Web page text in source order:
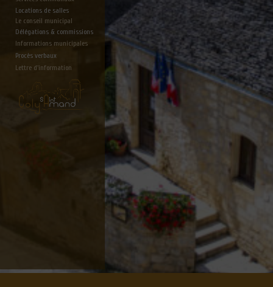
Locations de salles
Le conseil municipal
Délégations & commissions
Informations municipales
Lettre d'information
Procès verbaux